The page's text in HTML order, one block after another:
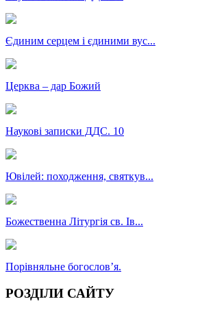
Єдиним серцем і єдиними вус...
Церква – дар Божий
Наукові записки ДДС. 10
Ювілей: походження, святкув...
Божественна Літургія св. Ів...
Порівняльне богословʼя.
РОЗДІЛИ САЙТУ